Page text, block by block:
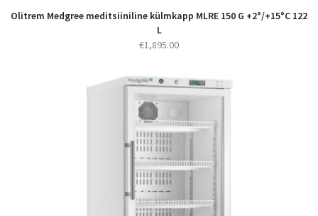
Olitrem Medgree meditsiiniline külmkapp MLRE 150 G +2°/+15°C 122
L
€1,895.00